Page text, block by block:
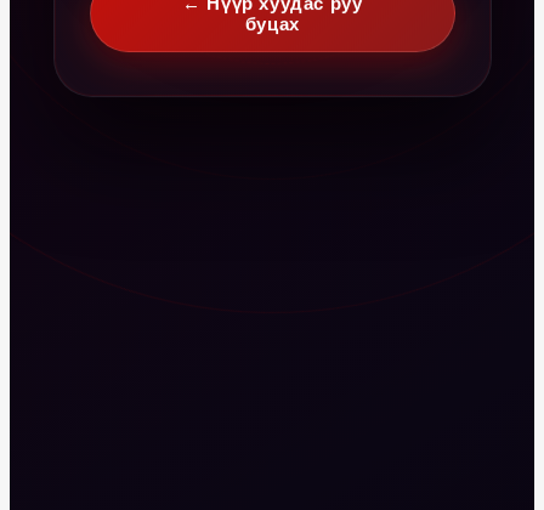
← Нүүр хуудас руу
буцах